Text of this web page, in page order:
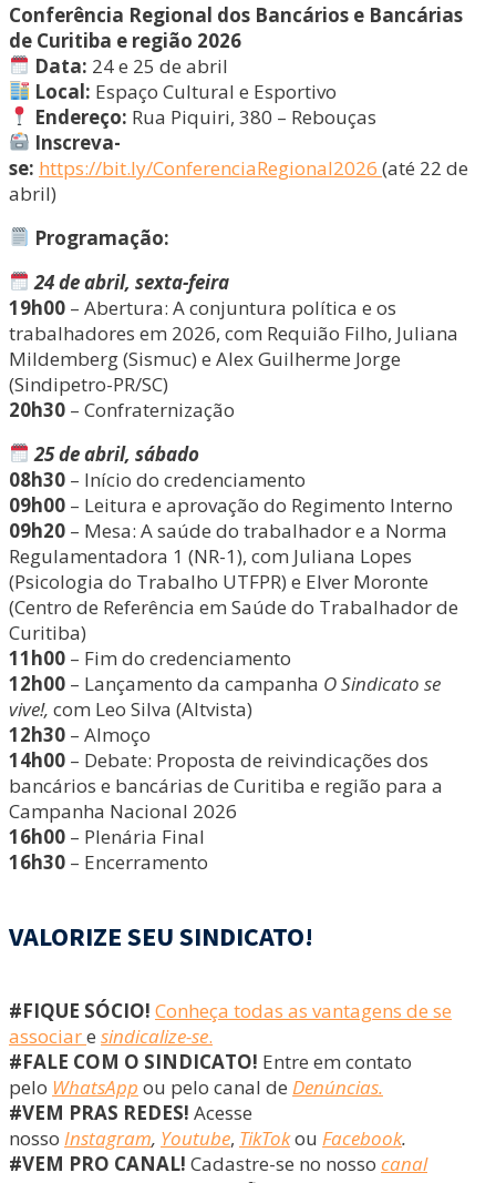
Conferência Regional dos Bancários e Bancárias
de Curitiba e região 2026
Data: 24 e 25 de abril
Local: Espaço Cultural e Esportivo
Endereço: Rua Piquiri, 380 – Rebouças
Inscreva-
se: https://bit.ly/ConferenciaRegional2026 (até 22 de
abril)
Programação:
24 de abril, sexta-feira
19h00 – Abertura: A conjuntura política e os
trabalhadores em 2026, com Requião Filho, Juliana
Mildemberg (Sismuc) e Alex Guilherme Jorge
(Sindipetro-PR/SC)
20h30 – Confraternização
25 de abril, sábado
08h30 – Início do credenciamento
09h00 – Leitura e aprovação do Regimento Interno
09h20 – Mesa: A saúde do trabalhador e a Norma
Regulamentadora 1 (NR-1), com Juliana Lopes
(Psicologia do Trabalho UTFPR) e Elver Moronte
(Centro de Referência em Saúde do Trabalhador de
Curitiba)
11h00 – Fim do credenciamento
12h00 – Lançamento da campanha O Sindicato se
vive!, com Leo Silva (Altvista)
12h30 – Almoço
14h00 – Debate: Proposta de reivindicações dos
bancários e bancárias de Curitiba e região para a
Campanha Nacional 2026
16h00 – Plenária Final
16h30 – Encerramento
VALORIZE SEU SINDICATO!
#FIQUE SÓCIO! Conheça todas as vantagens de se
associare sindicalize-se.
#FALE COM O SINDICATO! Entre em contato
pelo WhatsApp ou pelo canal de Denúncias.
#VEM PRAS REDES! Acesse
nosso Instagram, Youtube, TikTokou Facebook.
#VEM PRO CANAL! Cadastre-se no nosso canal